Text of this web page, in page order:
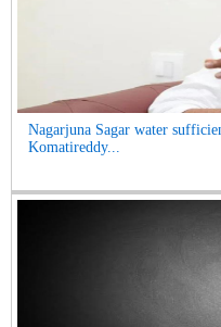
Nagarjuna Sagar water
Komatireddy...